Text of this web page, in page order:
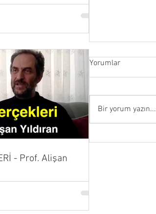
Yorumlar
Bir yorum yazın...
- Prof. Alişan